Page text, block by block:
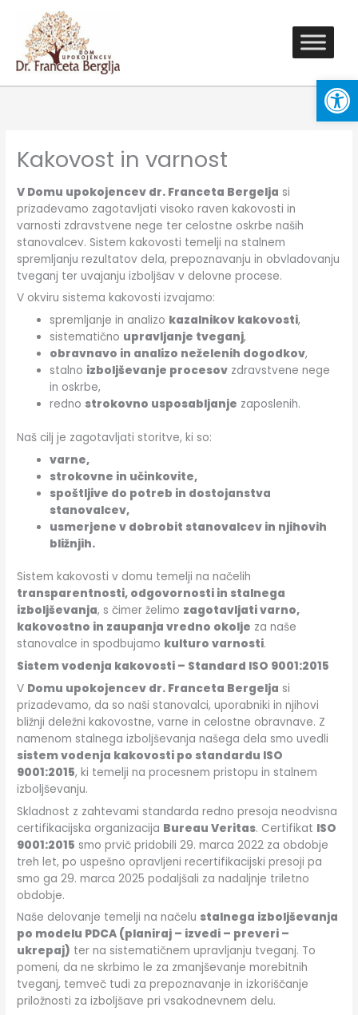
content
Kakovost in varnost
V Domu upokojencev dr. Franceta Bergelja si
prizadevamo zagotavljati visoko raven kakovosti in
varnosti zdravstvene nege ter celostne oskrbe naših
stanovalcev. Sistem kakovosti temelji na stalnem
spremljanju rezultatov dela, prepoznavanju in obvladovanju
tveganj ter uvajanju izboljšav v delovne procese.
V okviru sistema kakovosti izvajamo:
spremljanje in analizo kazalnikov kakovosti,
sistematično upravljanje tveganj,
obravnavo in analizo neželenih dogodkov,
stalno izboljševanje procesov zdravstvene nege
in oskrbe,
redno strokovno usposabljanje zaposlenih.
Naš cilj je zagotavljati storitve, ki so:
varne,
strokovne in učinkovite,
spoštljive do potreb in dostojanstva
stanovalcev,
usmerjene v dobrobit stanovalcev in njihovih
bližnjih.
Sistem kakovosti v domu temelji na načelih
transparentnosti, odgovornosti in stalnega
izboljševanja, s čimer želimo zagotavljati varno,
kakovostno in zaupanja vredno okolje za naše
stanovalce in spodbujamo kulturo varnosti.
Sistem vodenja kakovosti – Standard ISO 9001:2015
V Domu upokojencev dr. Franceta Bergelja si
prizadevamo, da so naši stanovalci, uporabniki in njihovi
bližnji deležni kakovostne, varne in celostne obravnave. Z
namenom stalnega izboljševanja našega dela smo uvedli
sistem vodenja kakovosti po standardu ISO
9001:2015, ki temelji na procesnem pristopu in stalnem
izboljševanju.
Skladnost z zahtevami standarda redno presoja neodvisna
certifikacijska organizacija Bureau Veritas. Certifikat ISO
9001:2015 smo prvič pridobili 29. marca 2022 za obdobje
treh let, po uspešno opravljeni recertifikacijski presoji pa
smo ga 29. marca 2025 podaljšali za nadaljnje triletno
obdobje.
Naše delovanje temelji na načelu stalnega izboljševanja
po modelu PDCA (planiraj – izvedi – preveri –
ukrepaj) ter na sistematičnem upravljanju tveganj. To
pomeni, da ne skrbimo le za zmanjševanje morebitnih
tveganj, temveč tudi za prepoznavanje in izkoriščanje
priložnosti za izboljšave pri vsakodnevnem delu.